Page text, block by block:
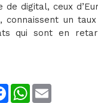
de digital, ceux
connaissent un
qui sont en
FacebookWhatsApp